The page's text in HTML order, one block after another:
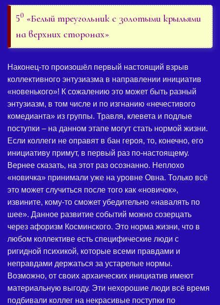
50 «Белый треугольник с золотыми крыльями
на верхних сторонах»
Наконец-то произошёл первый настоящий взрыв
коллективного энтузиазма в направлении инициатив
«новенького»! К сожалению это может быть разный
энтузиазм, в том числе и по изгнанию «нечестивого
комедианта» из группы. Травля, клевета и подлые
поступки – на данном этапе могут стать нормой жизни.
Если коллеги не оправят в бан героя, то, конечно, его
инициативу примут, в первый раз по-настоящему.
Вернее сказать, на этот раз осознанно. Неплохо
«новичка» принимали уже на уровне Овна. Только всё
это может случиться после того как «новичок»,
извините, кому-то сможет убедительно «навалять по
шее». Данное развитие событий можно созерцать
через афоризм Косминского. Это норма жизни, что в
любом коллективе есть специфические люди с
ригидной психикой, которые всеми правдами и
неправдами держаться за устарелые нормы.
Возможно, от своих архаических инициатив имеют
материальную выгоду. Эти нехорошие люди всё время
подбивали коллег на некрасивые поступки по